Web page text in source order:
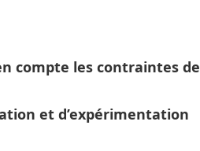
compte les contraintes de
et d’expérimentation